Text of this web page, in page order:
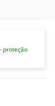
proteção